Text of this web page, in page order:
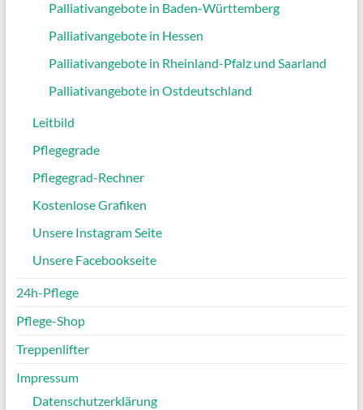
Palliativangebote in Baden-Württemberg
Palliativangebote in Hessen
Palliativangebote in Rheinland-Pfalz und Saarland
Palliativangebote in Ostdeutschland
Leitbild
Pflegegrade
Pflegegrad-Rechner
Kostenlose Grafiken
Unsere Instagram Seite
Unsere Facebookseite
24h-Pflege
Pflege-Shop
Treppenlifter
Impressum
Datenschutzerklärung